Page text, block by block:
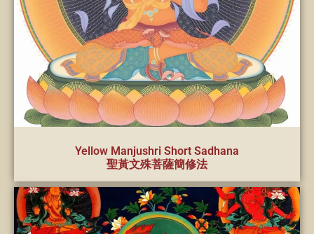
Yellow Manjushri Short Sadhana
聖黃文殊菩薩簡修法